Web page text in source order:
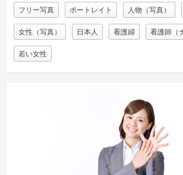
フリー写真 ポートレイト 人物（写真）
女性（写真） 日本人 看護婦 看護師（
若い女性